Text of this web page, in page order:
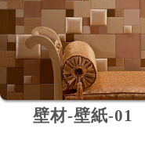
壁材-壁紙-01